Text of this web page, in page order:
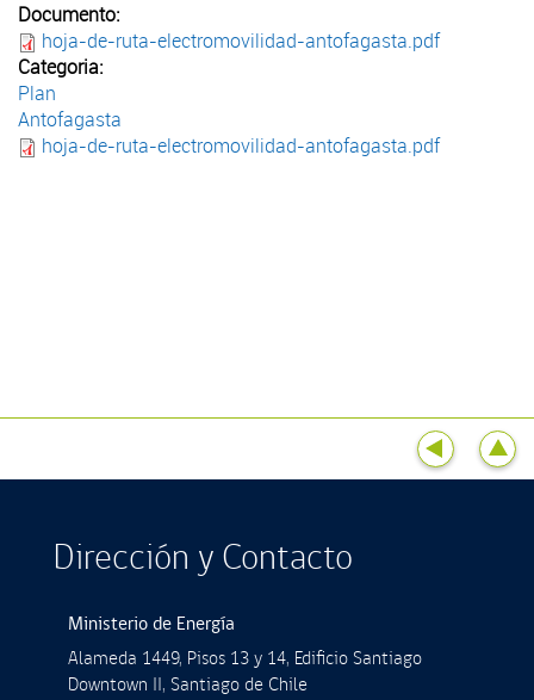
Documento:
hoja-de-ruta-electromovilidad-antofagasta.pdf
Categoria:
Plan
Antofagasta
hoja-de-ruta-electromovilidad-antofagasta.pdf
Dirección y Contacto
Ministerio de Energía
Alameda 1449, Pisos 13 y 14, Ediﬁcio Santiago
Downtown II, Santiago de Chile